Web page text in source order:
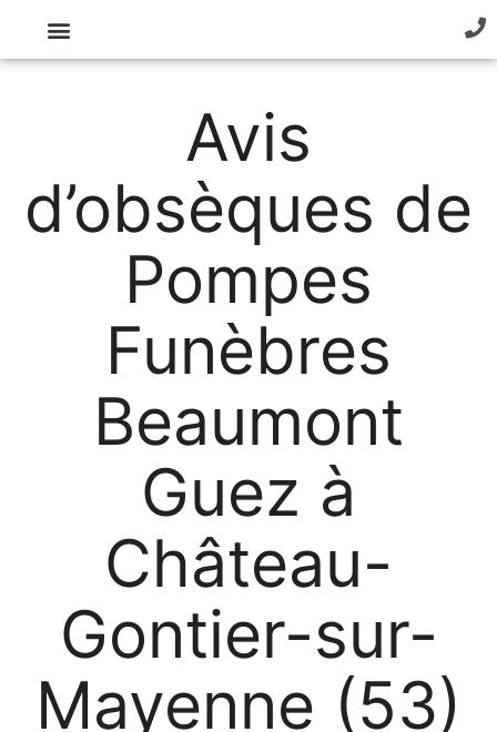
Avis
d’obsèques de
Pompes
Funèbres
Beaumont
Guez à
Château-
Gontier-sur-
Mayenne (53)